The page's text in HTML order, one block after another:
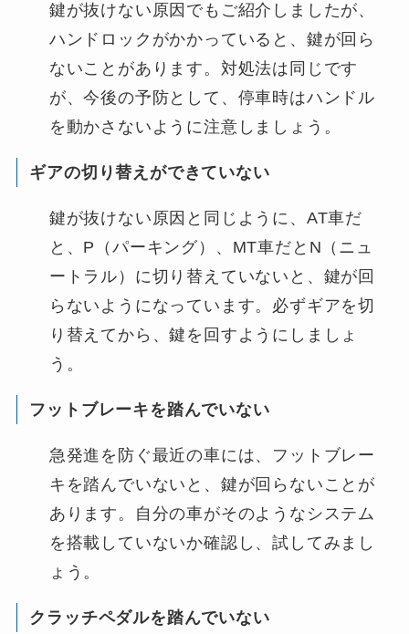
鍵が抜けない原因でもご紹介しましたが、
ハンドロックがかかっていると、鍵が回ら
ないことがあります。対処法は同じです
が、今後の予防として、停車時はハンドル
を動かさないように注意しましょう。
ギアの切り替えができていない
鍵が抜けない原因と同じように、AT車だ
と、P（パーキング）、MT車だとN（ニュ
ートラル）に切り替えていないと、鍵が回
らないようになっています。必ずギアを切
り替えてから、鍵を回すようにしましょ
う。
フットブレーキを踏んでいない
急発進を防ぐ最近の車には、フットブレー
キを踏んでいないと、鍵が回らないことが
あります。自分の車がそのようなシステム
を搭載していないか確認し、試してみまし
ょう。
クラッチペダルを踏んでいない